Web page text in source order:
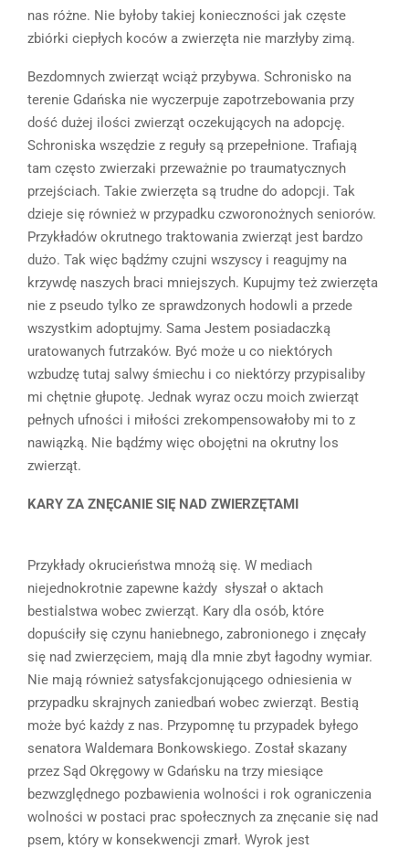
nas różne. Nie byłoby takiej konieczności jak częste
zbiórki ciepłych koców a zwierzęta nie marzłyby zimą.
Bezdomnych zwierząt wciąż przybywa. Schronisko na
terenie Gdańska nie wyczerpuje zapotrzebowania przy
dość dużej ilości zwierząt oczekujących na adopcję.
Schroniska wszędzie z reguły są przepełnione. Trafiają
tam często zwierzaki przeważnie po traumatycznych
przejściach. Takie zwierzęta są trudne do adopcji. Tak
dzieje się również w przypadku czworonożnych seniorów.
Przykładów okrutnego traktowania zwierząt jest bardzo
dużo. Tak więc bądźmy czujni wszyscy i reagujmy na
krzywdę naszych braci mniejszych. Kupujmy też zwierzęta
nie z pseudo tylko ze sprawdzonych hodowli a przede
wszystkim adoptujmy. Sama Jestem posiadaczką
uratowanych futrzaków. Być może u co niektórych
wzbudzę tutaj salwy śmiechu i co niektórzy przypisaliby
mi chętnie głupotę. Jednak wyraz oczu moich zwierząt
pełnych ufności i miłości zrekompensowałoby mi to z
nawiązką. Nie bądźmy więc obojętni na okrutny los
zwierząt.
KARY ZA ZNĘCANIE SIĘ NAD ZWIERZĘTAMI
Przykłady okrucieństwa mnożą się. W mediach
niejednokrotnie zapewne każdy słyszał o aktach
bestialstwa wobec zwierząt. Kary dla osób, które
dopuściły się czynu haniebnego, zabronionego i znęcały
się nad zwierzęciem, mają dla mnie zbyt łagodny wymiar.
Nie mają również satysfakcjonującego odniesienia w
przypadku skrajnych zaniedbań wobec zwierząt. Bestią
może być każdy z nas. Przypomnę tu przypadek byłego
senatora Waldemara Bonkowskiego. Został skazany
przez Sąd Okręgowy w Gdańsku na trzy miesiące
bezwzględnego pozbawienia wolności i rok ograniczenia
wolności w postaci prac społecznych za znęcanie się nad
psem, który w konsekwencji zmarł. Wyrok jest